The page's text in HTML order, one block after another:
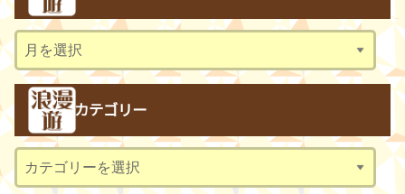
ア
ー
イ
ブ
カテゴリー
テ